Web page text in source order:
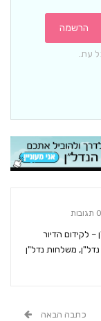
הרשמה
עת.
0 תגובות
לקידום הדיור
משלחות נדל"ן
כתבה הבאה